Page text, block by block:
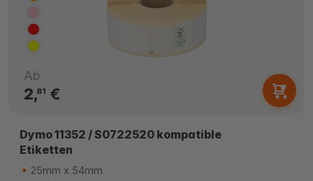
Ab
2,81 €
Dymo 11352 / S0722520 kompatible
Etiketten
25mm x 54mm